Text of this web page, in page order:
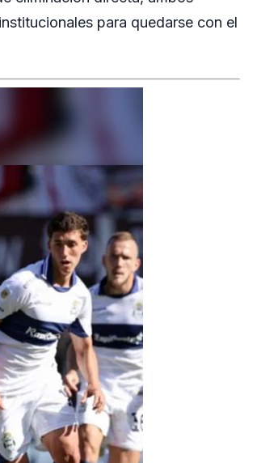
para quedarse con el